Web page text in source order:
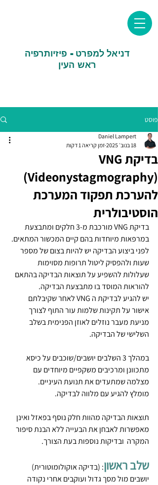
דניאל למפרט - פיזיותרפיה
ראש העין
פוסט
בדיקת VNG
(Videonystagmography)
להערכת תפקוד המערכת
הוסטיבולרית
Daniel Lampert
18 בנוב׳ 2025
זמן קריאה 1 דקות
בדיקת VNG מורכבת מ-3 חלקים ומתבצעת
במרפאות מיוחדות בהם קיים המכשור המתאים.
לפני ביצוע הבדיקה יש להיות בצום של מספר
שעות ולהפסיק ליטול תרופות מסוימות
שעלולות להשפיע על תוצאות הבדיקה בהתאם
להוראות המוסד בו מתבצעת הבדיקה.
יש להגיע לבדיקת ה VNG לאחר שקיבלתם
אישור על תקינות שלמות עור התוף לצורך
מניעת מעבר נוזלים לאוזן הפנימית בשלב
השלישי של הבדיקה.
במהלך 3 השלבים יושבים/שוכבים על כיסא
מתכוונן ומרכיבים משקפיים מיוחדים עם
מצלמה שמתעדים את תנועת העיניים.
מומלץ להגיע עם מלווה לבדיקה.
תוצאות הבדיקה מהוות חלק נוסף בפאזל ואינן
מאפשרות לאבחן את הבעייה ללא הבנת סיפור
המקרה  ובדיקות נוספות בעת הצורך.
שלב ראשון: (בדיקה אוקולומוטורית)
יושבים מול מסך גדול ועוקבים אחרי נקודה